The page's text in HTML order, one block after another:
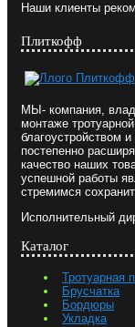
Наши клиенты
Плиткофф
МЫ- компания,
монтаже
благоустройством
постепенно
качество наших
успешной работы
стремимся
Исполнительный
Каталог
Тротуарная
Брусчатка
Бордюры
Укладка